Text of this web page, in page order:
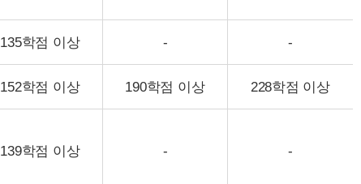
135학점 이상 - -
152학점 이상 190학점 이상 228학점 이상
139학점 이상 - -